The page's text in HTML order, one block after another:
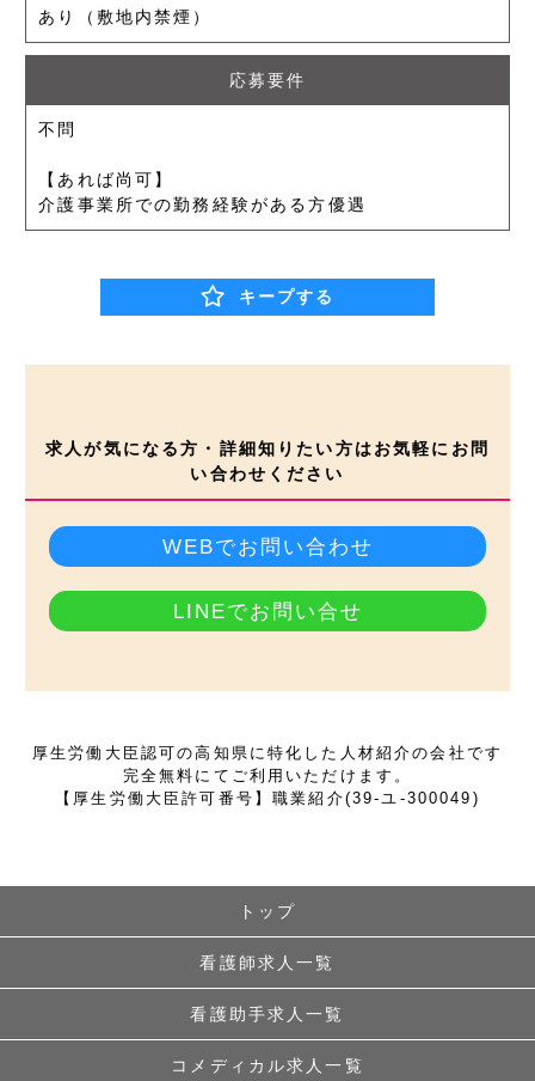
あり（敷地内禁煙）
応募要件
不問
【あれば尚可】
介護事業所での勤務経験がある方優遇
キープする
求人が気になる方・詳細知りたい方はお気軽にお問
い合わせください
WEBでお問い合わせ
LINEでお問い合せ
厚生労働大臣認可の高知県に特化した人材紹介の会社です
完全無料にてご利用いただけます。
【厚生労働大臣許可番号】職業紹介(39-ユ-300049)
トップ
看護師求人一覧
看護助手求人一覧
コメディカル求人一覧